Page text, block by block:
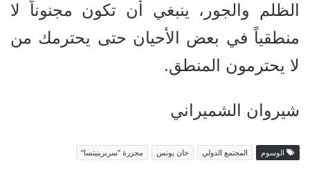
الظلم والجور، ينبغي أن تكون مجنوناً لا
منطقياً في بعض الأحيان حتى يحترمك من
لا يحترمون المنطق.
شيروان الشميراني
الوسوم المجتمع الدولي خان يونس مجزرة "سربرينيتسا"